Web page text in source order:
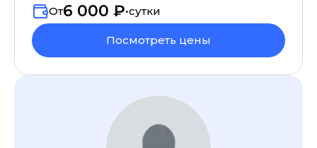
От6 000 ₽•сутки
Посмотреть цены